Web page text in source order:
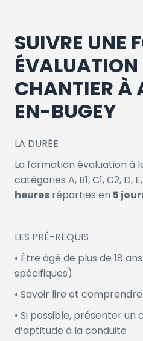
SUIVRE UNE
ÉVALUATION
CHANTIER À
EN-BUGEY
LA DURÉE
La formation évaluation à
catégories A, B1, C1, C2, D,
heures réparties en 5
LES PRÉ-REQUIS
• Être âgé de plus de 18
spécifiques)
• Savoir lire et
• Si possible, présenter
d’aptitude à la conduite